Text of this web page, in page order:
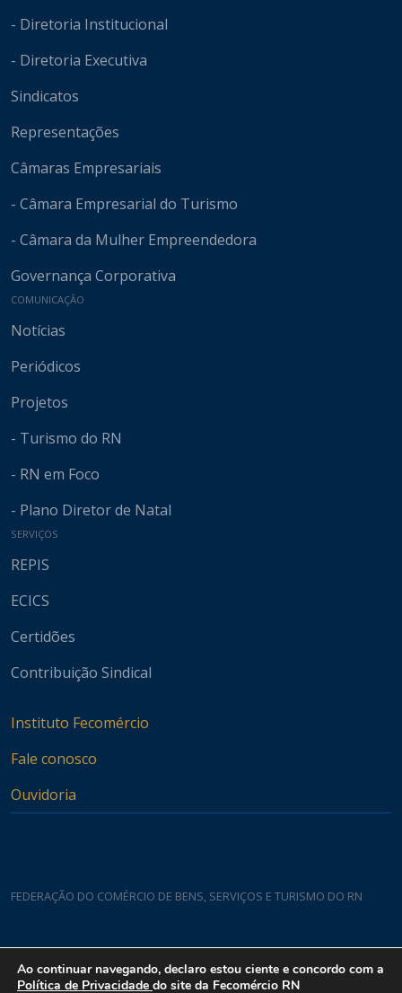
- Diretoria Institucional
- Diretoria Executiva
Sindicatos
Representações
Câmaras Empresariais
- Câmara Empresarial do Turismo
- Câmara da Mulher Empreendedora
Governança Corporativa
COMUNICAÇÃO
Notícias
Periódicos
Projetos
- Turismo do RN
- RN em Foco
- Plano Diretor de Natal
SERVIÇOS
REPIS
ECICS
Certidões
Contribuição Sindical
Instituto Fecomércio
Fale conosco
Ouvidoria
FEDERAÇÃO DO COMÉRCIO DE BENS, SERVIÇOS E TURISMO DO RN
Rua Padre João Damasceno, 1935 - Lagoa Nova CEP 59075-760
Ao continuar navegando, declaro estou ciente e concordo com a
Política de Privacidade do site da Fecomércio RN